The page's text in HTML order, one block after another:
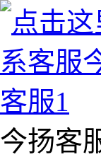
今扬客